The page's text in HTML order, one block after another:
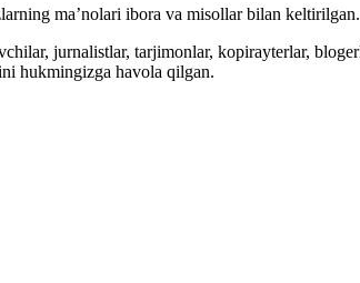
ma’nolari ibora va misollar bilan keltirilgan.
jurnalistlar, tarjimonlar, kopirayterlar,
hukmingizga havola qilgan.